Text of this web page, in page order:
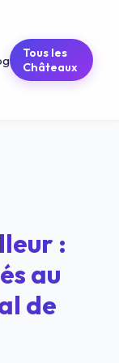
Tous les
Châteaux
:
au
de